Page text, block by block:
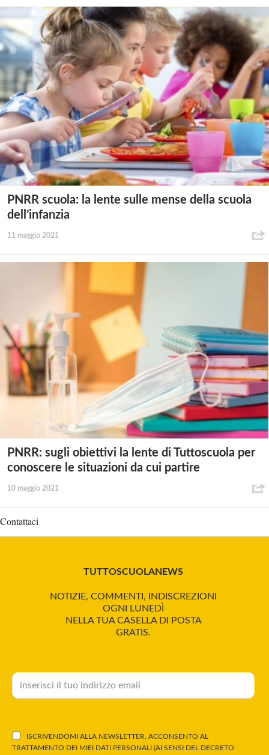
PNRR scuola: la lente sulle mense della scuola
dell’infanzia
11 maggio 2021
PNRR: sugli obiettivi la lente di Tuttoscuola per
conoscere le situazioni da cui partire
10 maggio 2021
Contattaci
TUTTOSCUOLANEWS
NOTIZIE, COMMENTI, INDISCREZIONI
OGNI LUNEDÌ
NELLA TUA CASELLA DI POSTA
GRATIS.
ISCRIVENDOMI ALLA NEWSLETTER, ACCONSENTO AL
TRATTAMENTO DEI MIEI DATI PERSONALI (AI SENSI DEL DECRETO